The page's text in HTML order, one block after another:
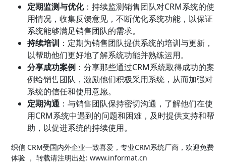
定期监测与优化：持续监测销售团队对CRM系统的使
用情况，收集反馈意见，不断优化系统功能，以保证
系统能够满足销售团队的需求。
持续培训 ：定期为销售团队提供系统的培训与更新，
以帮助他们更好地了解系统功能并熟练运用。
分享成功案例 ：分享那些通过CRM系统取得成功的案
例给销售团队，激励他们积极采用系统，从而加强对
系统的信任和使用意愿。
定期沟通 ：与销售团队保持密切沟通，了解他们在使
用CRM系统中遇到的问题和困难，及时提供支持和帮
助，以促进系统的持续使用。
织信 CRM受国内外企业一致喜爱，专业CRM系统厂商，欢迎免费
体验 ， 转载请注明出处: www.informat.cn